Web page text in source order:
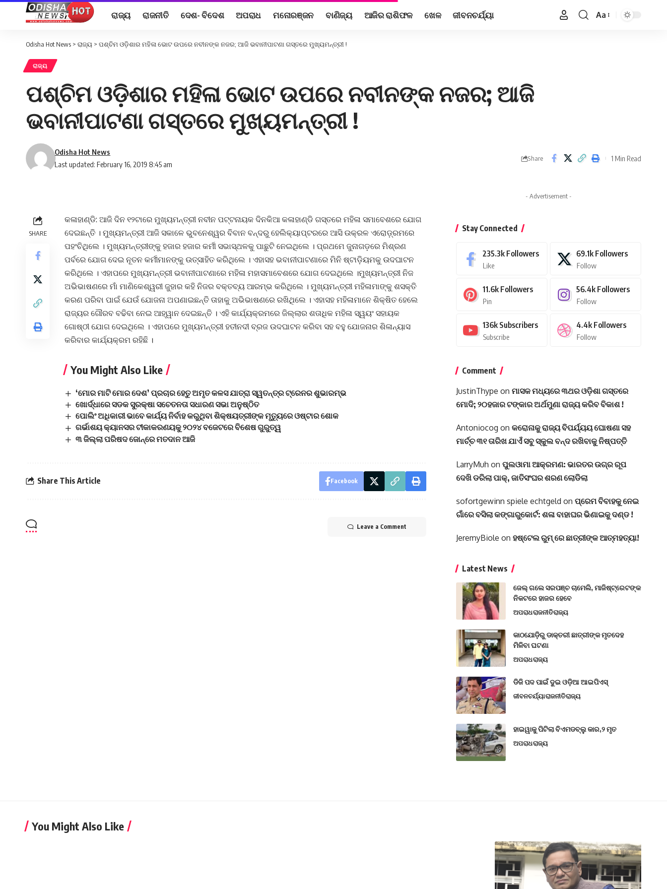
ରାଜ୍ୟ ରାଜନୀତି ଦେଶ- ବିଦେଶ ଅପରାଧ ମନୋରଞ୍ଜନ ବାଣିଜ୍ୟ ଆଜିର ରାଶିଫଳ ଖେଳ ଜୀବନଚର୍ଯ୍ୟା
Font
Aa
Odisha Hot News > ରାଜ୍ୟ > ପଶ୍ଚିମ ଓଡ଼ିଶାର ମହିଳା ଭୋଟ ଉପରେ ନବୀନଙ୍କ ନଜର; ଆଜି ଭବାନୀପାଟଣା ଗସ୍ତରେ ମୁଖ୍ୟମନ୍ତ୍ରୀ !
ରାଜ୍ୟ
ପଶ୍ଚିମ ଓଡ଼ିଶାର ମହିଳା ଭୋଟ ଉପରେ ନବୀନଙ୍କ ନଜର; ଆଜି
ଭବାନୀପାଟଣା ଗସ୍ତରେ ମୁଖ୍ୟମନ୍ତ୍ରୀ !
Last updated: February 16, 2019 8:45 am
Odisha Hot News
Share 1 Min Read
SHARE
କଳାହାଣ୍ଡି: ଆଜି ଦିନ ୧୨ଟାରେ ମୁଖ୍ୟମନ୍ତ୍ରୀ ନବୀନ ପଟ୍ଟନାୟକ ଦିନକିଆ କଳାହାଣ୍ଡି ଗସ୍ତରେ ମହିଳା ସମାବେଶରେ ଯୋଗ
ଦେଇଛନ୍ତି । ମୁଖ୍ୟମନ୍ତ୍ରୀ ଆଜି ସକାଳେ ଭୁବନେଶ୍ୱର ବିବାନ ବନ୍ଦରୁ ହେଲିକ୍ୟାପ୍ଟରରେ ଆସି ଉକ୍ରଳ ଏରୋଡ଼୍ରମରେ
ପହଂଚିଥିଲେ । ମୁଖ୍ୟମନ୍ତ୍ରୀଙ୍କୁ ହଜାର ହଜାର କର୍ମୀ ସଭାସ୍ଥଳକୁ ପାଛୁଟି ନେଇଥିଲେ । ପ୍ରଥମେ ଜୁନାଗଡ଼ରେ ମିଶ୍ରଣ
ପର୍ବରେ ଯୋଗ ଦେଇ ନୂତନ କର୍ମୀମାନଙ୍କୁ ଉତ୍ସାହିତ କରିଥିଲେ । ଏହାସହ ଭବାନୀପାଟଣାରେ ମିନି ଷ୍ଟାଡ଼ିୟମକୁ ଉଦଘାଟନ
କରିଥିଲେ । ଏହାପରେ ମୁଖ୍ୟମନ୍ତ୍ରୀ ଭବାନୀପାଟଣାରେ ମହିଳା ମହାସମାବେଶରେ ଯୋଗ ଦେଇଥିଲେ ।ମୁଖ୍ୟମନ୍ତ୍ରୀ ନିଜ
ଅଭିଭାଷଣରେ ମାଁ ମାଣିକେଶ୍ୱରୀ ଜୁହାର କହି ନିଜର ବକ୍ତବ୍ୟ ଆରମ୍ଭ କରିଥିଲେ । ମୁଖ୍ୟମନ୍ତ୍ରୀ ମହିଳାମାଙ୍କୁ ଶସକ୍ତି
କରଣ ପରିବା ପାଇଁ ଯେଉଁ ଯୋଜନା ଅପଣାଇଛନ୍ତି ତାହାକୁ ଅଭିଭାଷଣରେ ରଖିଥିଲେ । ଏହାସହ ମହିଳାମାନେ ଶିକ୍ଷିତ ହେଲେ
ରାଜ୍ୟର ଗୌରବ ବଢିବା ନେଇ ଆହ୍ୱାନ ଦେଇଛନ୍ତି । ଏହି କାର୍ଯ୍ୟକ୍ରମରେ ଜିଲ୍ଲାର ଶତାଧିକ ମହିଳା ସ୍ୱୟଂ ସହାୟକ
ଗୋଷ୍ଠୀ ଯୋଗ ଦେଇଥିଲେ । ଏହାପରେ ମୁଖ୍ୟମନ୍ତ୍ରୀ ହତୀନଦୀ ବ୍ରଜ ଉଦଘାଟନ କରିବା ସହ ବହୁ ଯୋଜନାର ଶିଳାନ୍ୟାସ
କରିବାର କାର୍ଯ୍ୟକ୍ରମ ରହିଛି ।
You Might Also Like
‘ମୋର ମାଟି ମୋର ଦେଶ’ ପ୍ରଚାର ହେତୁ ଅମୃତ କଳସ ଯାତ୍ରା ସ୍ୱତନ୍ତ୍ର ଟ୍ରେନର ଶୁଭାରମ୍ଭ
ଖୋର୍ଦ୍ଧାରେ ସଡକ ସୁରକ୍ଷା ସଚେତନତା ସଧାରଣ ସଭା ଅନୁଷ୍ଠିତ
ପୋଲିଂ ଅଧିକାରୀ ଭାବେ କାର୍ଯ୍ୟ ନିର୍ବାହ କରୁଥିବା ଶିକ୍ଷୟତ୍ରୀଙ୍କ ମୃତ୍ୟୁରେ ଓଷ୍ଟାର ଶୋକ
ଗର୍ଭାଶୟ କ୍ୟାନସର ଟୀକାକରଣୟକୁ ୨୦୨୪ ବଜେଟରେ ବିଶେଷ ଗୁରୁତ୍ୱ
୩ ଜିଲ୍ଲା ପରିଷଦ ଜୋନ୍‌ରେ ମତଦାନ ଆଜି
Share This Article Facebook
Leave a Comment
- Advertisement -
Stay Connected
235.3k Followers
Like
69.1k Followers
Follow
11.6k Followers
Pin
56.4k Followers
Follow
136k Subscribers
Subscribe
4.4k Followers
Follow
Comment
JustinThype on ମାସକ ମଧ୍ୟରେ ୩ଥର ଓଡ଼ିଶା ଗସ୍ତରେ
ମୋଦି; ୨୦ହଜାର ଟଙ୍କାର ଅର୍ଥମୁଣା ରାଜ୍ୟ କରିବ ବିକାଶ !
Antoniocog on କରୋନାକୁ ରାଜ୍ୟ ବିପର୍ଯ୍ୟୟ ଘୋଷଣା ସହ
ମାର୍ଚ୍ଚ ୩୧ ତାରିଖ ଯାଏଁ ସବୁ ସ୍କୁଲ ବନ୍ଦ ରଖିବାକୁ ନିଷ୍ପତ୍ତି
LarryMuh on ପୁଲଓାମା ଆକ୍ରମଣ: ଭାରତର ଉଗ୍ର ରୂପ
ଦେଖି ଡରିଲା ପାକ୍, ଜାତିସଂଘର ଶରଣ ଲୋଡିଲା
sofortgewinn spiele echtgeld on ପ୍ରେମ ବିବାହକୁ ନେଇ
ଗାଁରେ ବସିଲା କଙ୍ଗାରୁକୋର୍ଟ: ଶଳା ବାହାଘର ଭିଣାଇକୁ ଦଣ୍ଡ !
JeremyBiole on ହଷ୍ଟେଲ ରୁମ୍ ରେ ଛାତ୍ରୀଙ୍କ ଆତ୍ମହତ୍ୟା!
Latest News
ଜେଲ୍ ଗଲେ ସରପଞ୍ଚ ଚାମେଲି, ମାଜିଷ୍ଟ୍ରେଟଙ୍କ
ନିକଟରେ ହାଜର ହେବେ
ଅପରାଧରାଜନୀତିରାଜ୍ୟ
କାଠଯୋଡ଼ିରୁ ଡାକ୍ତରୀ ଛାତ୍ରୀଙ୍କ ମୃତଦେହ
ମିଳିବା ଘଟଣା
ଅପରାଧରାଜ୍ୟ
ଡିଜି ପଦ ପାଇଁ ଦୁଇ ଓଡ଼ିଆ ଆଇପିଏସ୍
ଜୀବନଚର୍ଯ୍ୟାରାଜନୀତିରାଜ୍ୟ
ହାଇୱାକୁ ପିଟିଲା ବିଏମଡବ୍ଲୁ କାର,୨ ମୃତ
ଅପରାଧରାଜ୍ୟ
You Might Also Like